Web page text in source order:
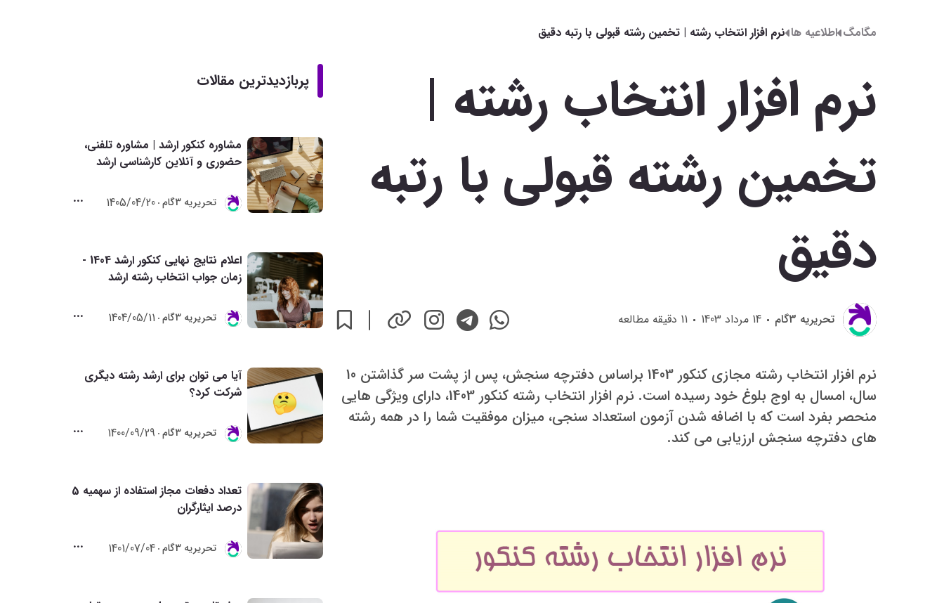
مگامگ اطلاعیه ها نرم افزار انتخاب رشته | تخمین رشته قبولی با رتبه دقیق
نرم افزار انتخاب رشته |
تخمین رشته قبولی با رتبه
دقیق
تحريريه 3گام 14 مرداد 1403 11 دقیقه مطالعه
نرم افزار انتخاب رشته مجازی کنکور 1403 براساس دفترچه سنجش، پس از پشت سر گذاشتن 10
سال، امسال به اوج بلوغ خود رسیده است. نرم افزار انتخاب رشته کنکور 1403، دارای ویژگی هایی
منحصر بفرد است که با اضافه شدن آزمون استعداد سنجی، میزان موفقیت شما را در همه رشته
های دفترچه سنجش ارزیابی می کند.
پربازدیدترین مقالات
مشاوره کنکور ارشد | مشاوره تلفنی،
حضوری و آنلاین کارشناسی ارشد
تحريريه 3گام 1405/04/20
اعلام نتایج نهایی کنکور ارشد 1404 -
زمان جواب انتخاب رشته ارشد
تحريريه 3گام 1404/05/11
آیا می توان برای ارشد رشته دیگری
شرکت کرد؟
تحريريه 3گام 1400/09/29
تعداد دفعات مجاز استفاده از سهمیه 5
درصد ایثارگران
تحريريه 3گام 1401/07/04